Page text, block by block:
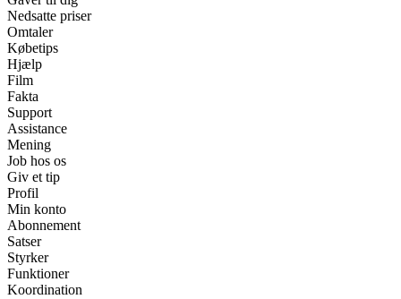
Nedsatte priser
Omtaler
Købetips
Hjælp
Film
Fakta
Support
Assistance
Mening
Job hos os
Giv et tip
Profil
Min konto
Abonnement
Satser
Styrker
Funktioner
Koordination